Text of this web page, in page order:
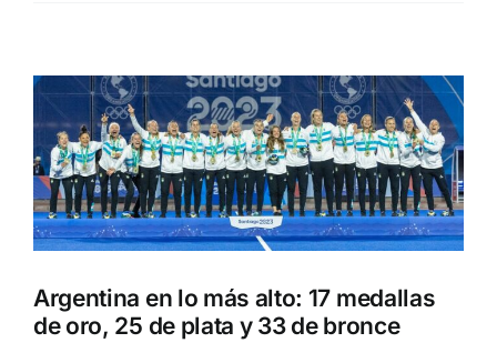
Argentina en lo más alto: 17 medallas
de oro, 25 de plata y 33 de bronce